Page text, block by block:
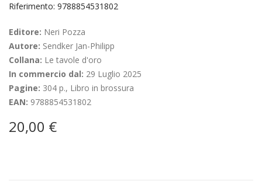
Riferimento: 9788854531802
Editore: Neri Pozza
Autore: Sendker Jan-Philipp
Collana: Le tavole d'oro
In commercio dal: 29 Luglio 2025
Pagine: 304 p., Libro in brossura
EAN: 9788854531802
20,00 €